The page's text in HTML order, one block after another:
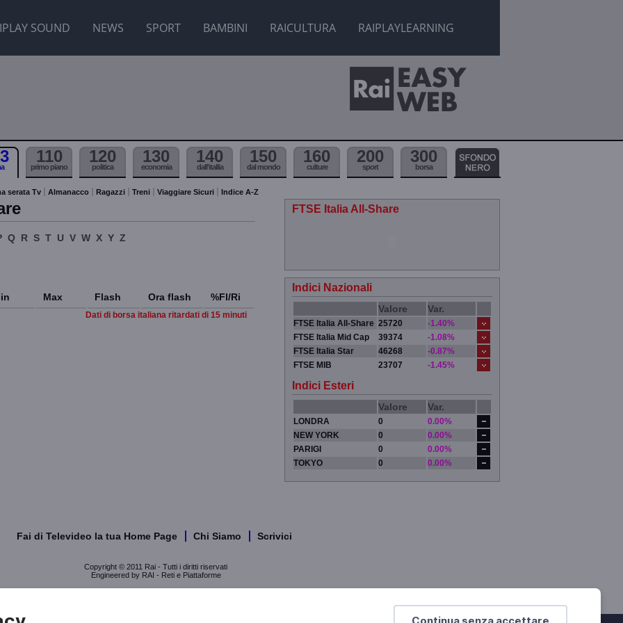
SOUND NEWS SPORT BAMBINI RAICULTURA RAIPLAYLEARNING
Continua senza accettare
110
primo piano
120
politica
130
economia
140
dall'itallia
150
dal mondo
160
culture
200
sport
300
borsa
serata Tv Almanacco Ragazzi Treni Viaggiare Sicuri Indice A-Z
Q R S T U V W X Y Z
Max Flash Ora flash %Fl/Ri
Dati di borsa italiana ritardati di 15 minuti
FTSE Italia All-Share
Indici Nazionali
Valore Var.
FTSE Italia All-Share 25720
-1.40%
FTSE Italia Mid Cap
39374
-1.08%
FTSE Italia Star
46268
-0.87%
FTSE MIB
23707 -1.45%
Indici Esteri
Valore Var.
LONDRA 0
0.00%
NEW YORK
0
0.00%
PARIGI
0
0.00%
TOKYO
0 0.00%
Fai di Televideo la tua Home Page Chi Siamo Scrivici
Copyright © 2011 Rai - Tutti i diritti riservati
Engineered by RAI - Reti e Piattaforme